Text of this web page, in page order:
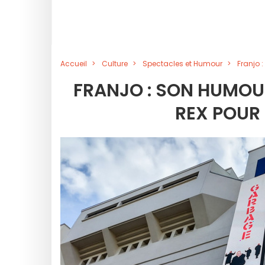
Accueil Culture Spectacles et Humour Franjo
FRANJO : SON
REX